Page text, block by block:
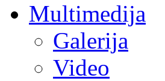
Multimedija
Galerija
Video